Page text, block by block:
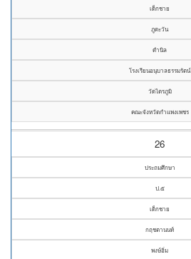
เด็กชาย
ภูตะวัน
ดำนิล
โรงเรียนอนุบาลธรรมรัตน์
วัดไตรภูมิ
คณะจังหวัดกำแพงเพชร
26
ประถมศึกษา
ป.๕
เด็กชาย
กฤชตานนท์
พงษ์อิ่ม